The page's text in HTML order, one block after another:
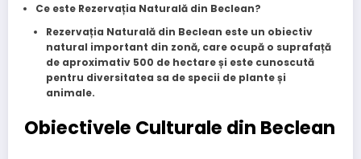
Ce este Rezervația Naturală din Beclean?
Rezervația Naturală din Beclean este un obiectiv
natural important din zonă, care ocupă o suprafață
de aproximativ 500 de hectare și este cunoscută
pentru diversitatea sa de specii de plante și
animale.
Obiectivele Culturale din Beclean